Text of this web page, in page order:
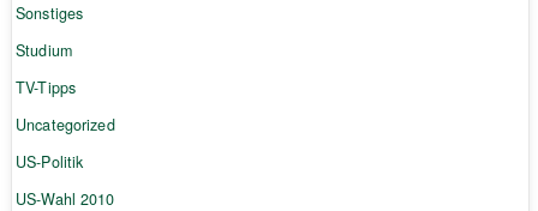
Sonstiges
Studium
TV-Tipps
Uncategorized
US-Politik
US-Wahl 2010